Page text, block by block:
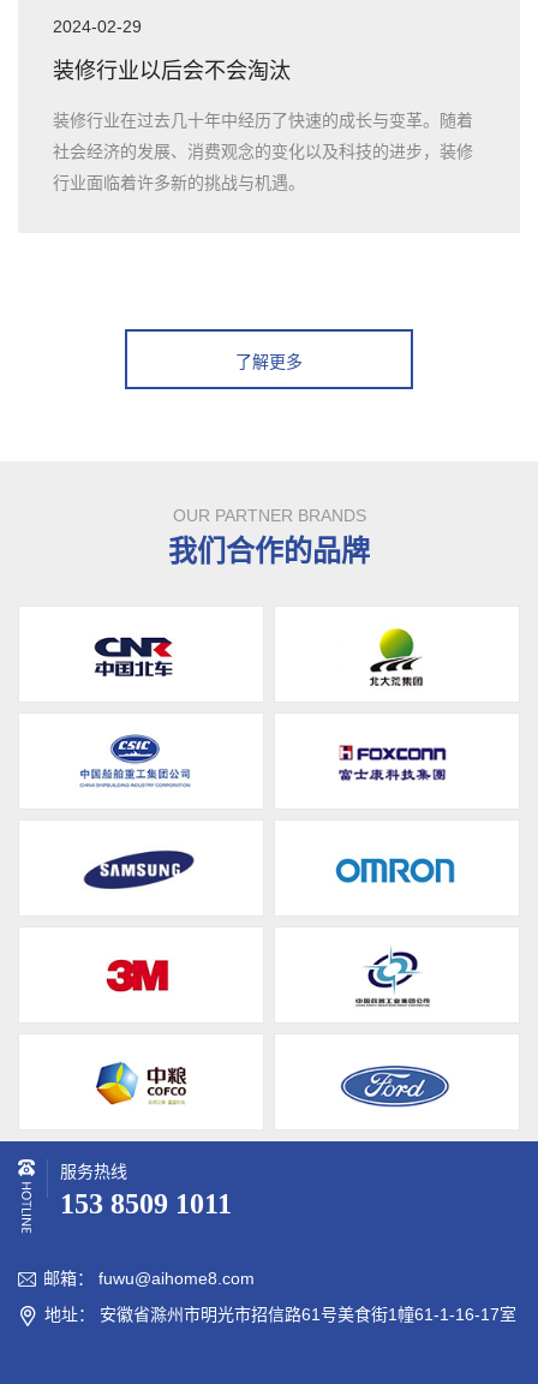
2024-02-29
装修行业以后会不会淘汰
装修行业在过去几十年中经历了快速的成长与变革。随着
社会经济的发展、消费观念的变化以及科技的进步，装修
行业面临着许多新的挑战与机遇。
了解更多
OUR PARTNER BRANDS
我们合作的品牌
服务热线
153 8509 1011
 邮箱： fuwu@aihome8.com
 地址： 安徽省滁州市明光市招信路61号美食街1幢61-1-16-17室